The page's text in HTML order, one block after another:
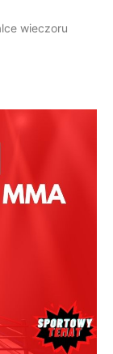
wieczoru